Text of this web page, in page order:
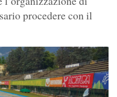
procedere con il